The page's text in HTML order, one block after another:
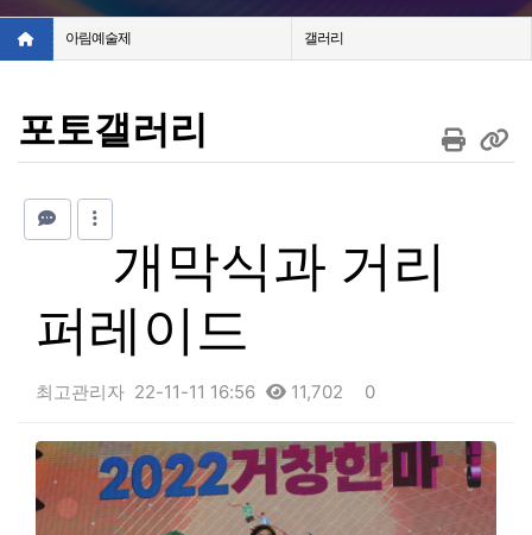
아림예술제 갤러리
포토갤러리
개막식과 거리
퍼레이드
최고관리자 22-11-11 16:56 11,702 0
본문